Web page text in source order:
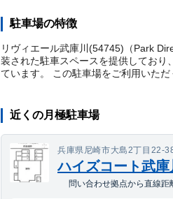
駐車場の特徴
リヴィエール武庫川(54745)（Park
装された駐車スペースを提供しており
ています。 この駐車場をご利用いた
近くの月極駐車場
兵庫県尼崎市大島2丁目22-
ハイズコート武庫
問い合わせ拠点から直線距